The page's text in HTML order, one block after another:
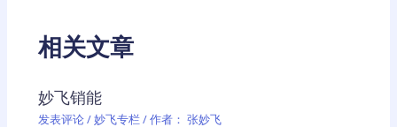
相关文章
妙飞销能
发表评论/妙飞专栏/ 作者： 张妙飞